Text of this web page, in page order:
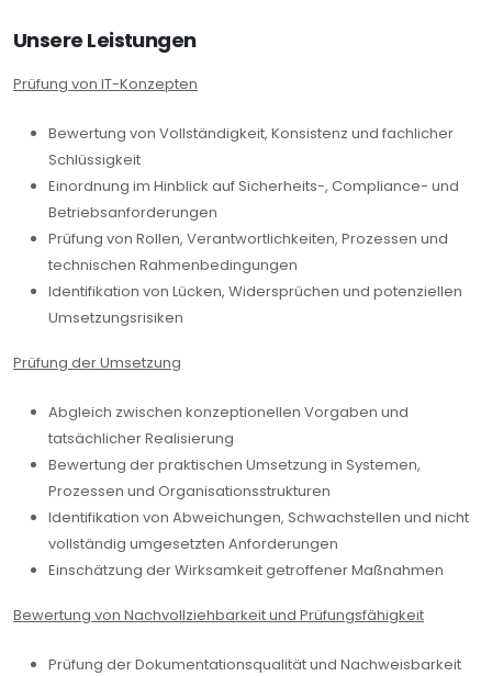
Unsere Leistungen
Prüfung von IT-Konzepten
Bewertung von Vollständigkeit, Konsistenz und fachlicher
Schlüssigkeit
Einordnung im Hinblick auf Sicherheits-, Compliance- und
Betriebsanforderungen
Prüfung von Rollen, Verantwortlichkeiten, Prozessen und
technischen Rahmenbedingungen
Identifikation von Lücken, Widersprüchen und potenziellen
Umsetzungsrisiken
Prüfung der Umsetzung
Abgleich zwischen konzeptionellen Vorgaben und
tatsächlicher Realisierung
Bewertung der praktischen Umsetzung in Systemen,
Prozessen und Organisationsstrukturen
Identifikation von Abweichungen, Schwachstellen und nicht
vollständig umgesetzten Anforderungen
Einschätzung der Wirksamkeit getroffener Maßnahmen
Bewertung von Nachvollziehbarkeit und Prüfungsfähigkeit
Prüfung der Dokumentationsqualität und Nachweisbarkeit